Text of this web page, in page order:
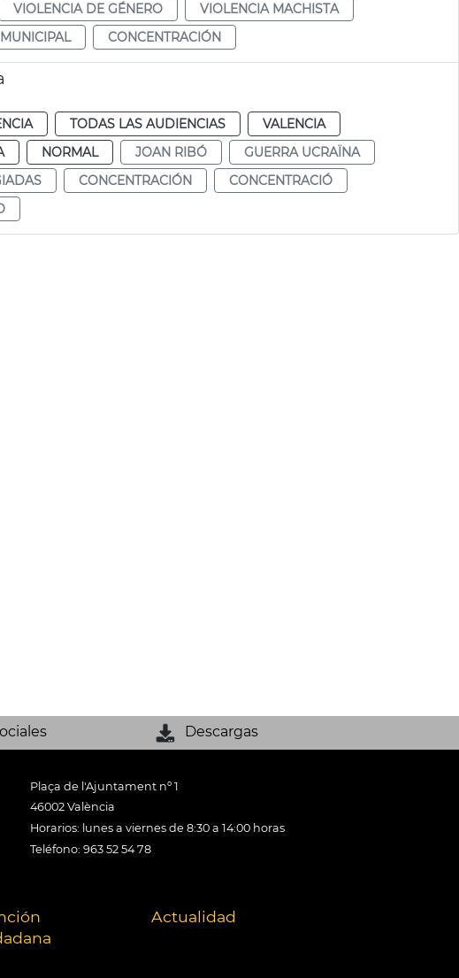
VIOLENCIA DE GÉNERO
VIOLENCIA MACHISTA
CONCENTRACIÓN
TODAS LAS AUDIENCIAS
VALENCIA
NORMAL JOAN RIBÓ
GUERRA UCRAÏNA
CONCENTRACIÓN
CONCENTRACIÓ
Descargas
Plaça de l'Ajuntament nº 1
46002 València
Horarios: lunes a viernes de 8:30 a 14:00 horas
Teléfono: 963 52 54 78
Actualidad